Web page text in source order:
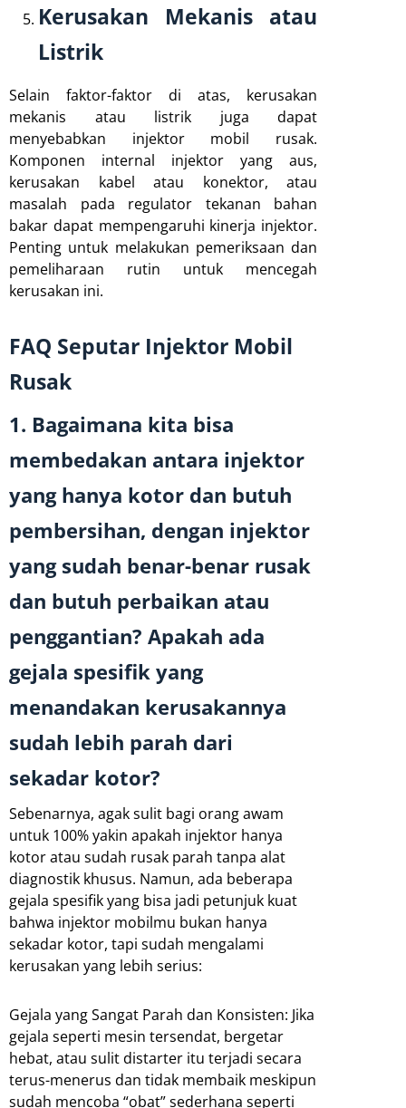
Kerusakan Mekanis atau
Listrik
Selain faktor-faktor di atas, kerusakan
mekanis atau listrik juga dapat
menyebabkan injektor mobil rusak.
Komponen internal injektor yang aus,
kerusakan kabel atau konektor, atau
masalah pada regulator tekanan bahan
bakar dapat mempengaruhi kinerja injektor.
Penting untuk melakukan pemeriksaan dan
pemeliharaan rutin untuk mencegah
kerusakan ini.
FAQ Seputar Injektor Mobil
Rusak
1. Bagaimana kita bisa
membedakan antara injektor
yang hanya kotor dan butuh
pembersihan, dengan injektor
yang sudah benar-benar rusak
dan butuh perbaikan atau
penggantian? Apakah ada
gejala spesifik yang
menandakan kerusakannya
sudah lebih parah dari
sekadar kotor?
Sebenarnya, agak sulit bagi orang awam
untuk 100% yakin apakah injektor hanya
kotor atau sudah rusak parah tanpa alat
diagnostik khusus. Namun, ada beberapa
gejala spesifik yang bisa jadi petunjuk kuat
bahwa injektor mobilmu bukan hanya
sekadar kotor, tapi sudah mengalami
kerusakan yang lebih serius:
Gejala yang Sangat Parah dan Konsisten: Jika
gejala seperti mesin tersendat, bergetar
hebat, atau sulit distarter itu terjadi secara
terus-menerus dan tidak membaik meskipun
sudah mencoba “obat” sederhana seperti